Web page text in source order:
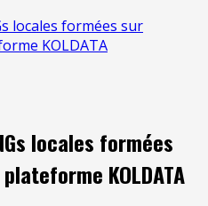
locales formées sur
KOLDATA
locales formées
KOLDATA